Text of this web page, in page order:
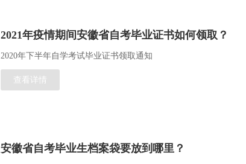
2021年疫情期间安徽省自考毕业证书如何领取？
2020年下半年自学考试毕业证书领取通知
查看详情
安徽省自考毕业生档案袋要放到哪里？